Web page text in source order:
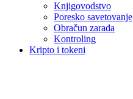
Knjigovodstvo
Poresko savetovanje
Obračun zarada
Kontroling
Kripto i tokeni